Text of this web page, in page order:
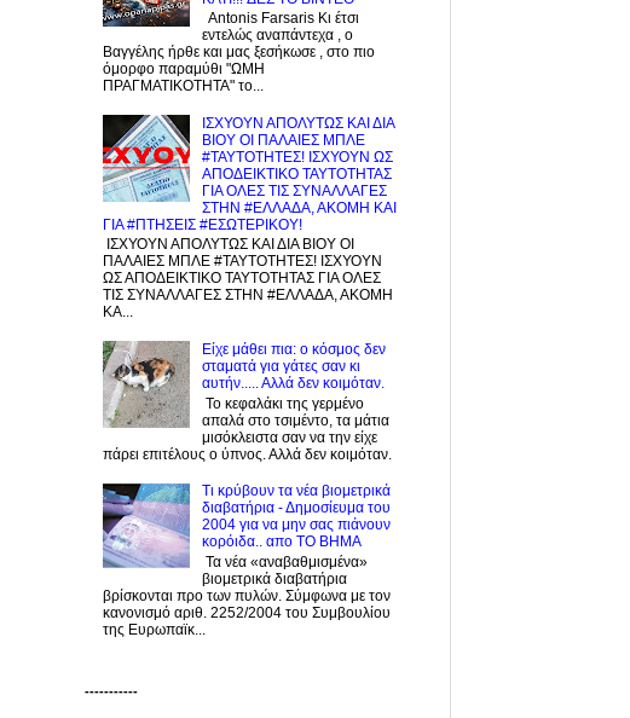
Antonis Farsaris Κι έτσι
εντελώς αναπάντεχα , ο
Βαγγέλης ήρθε και μας ξεσήκωσε , στο πιο
όμορφο παραμύθι "ΩΜΗ
ΠΡΑΓΜΑΤΙΚΟΤΗΤΑ" το...
ΙΣΧΥΟΥΝ ΑΠΟΛΥΤΩΣ ΚΑΙ ΔΙΑ
ΒΙΟΥ ΟΙ ΠΑΛΑΙΕΣ ΜΠΛΕ
#ΤΑΥΤΟΤΗΤΕΣ! ΙΣΧΥΟΥΝ ΩΣ
ΑΠΟΔΕΙΚΤΙΚΟ ΤΑΥΤΟΤΗΤΑΣ
ΓΙΑ ΟΛΕΣ ΤΙΣ ΣΥΝΑΛΛΑΓΕΣ
ΣΤΗΝ #ΕΛΛΑΔΑ, ΑΚΟΜΗ ΚΑΙ
ΓΙΑ #ΠΤΗΣΕΙΣ #ΕΣΩΤΕΡΙΚΟΥ!
ΙΣΧΥΟΥΝ ΑΠΟΛΥΤΩΣ ΚΑΙ ΔΙΑ ΒΙΟΥ ΟΙ
ΠΑΛΑΙΕΣ ΜΠΛΕ #ΤΑΥΤΟΤΗΤΕΣ! ΙΣΧΥΟΥΝ
ΩΣ ΑΠΟΔΕΙΚΤΙΚΟ ΤΑΥΤΟΤΗΤΑΣ ΓΙΑ ΟΛΕΣ
ΤΙΣ ΣΥΝΑΛΛΑΓΕΣ ΣΤΗΝ #ΕΛΛΑΔΑ, ΑΚΟΜΗ
ΚΑ...
Είχε μάθει πια: ο κόσμος δεν
σταματά για γάτες σαν κι
αυτήν..... Αλλά δεν κοιμόταν.
Το κεφαλάκι της γερμένο
απαλά στο τσιμέντο, τα μάτια
μισόκλειστα σαν να την είχε
πάρει επιτέλους ο ύπνος. Αλλά δεν κοιμόταν.
Τι κρύβουν τα νέα βιομετρικά
διαβατήρια - Δημοσίευμα του
2004 για να μην σας πιάνουν
κορόιδα.. απο ΤΟ ΒΗΜΑ
Τα νέα «αναβαθμισμένα»
βιομετρικά διαβατήρια
βρίσκονται προ των πυλών. Σύμφωνα με τον
κανονισμό αριθ. 2252/2004 του Συμβουλίου
της Ευρωπαϊκ...
-----------